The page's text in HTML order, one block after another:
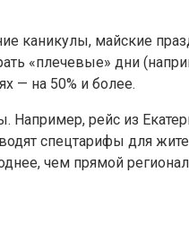
каникулы, майские
«плечевые» дни
— на 50% и более.
Например, рейс из
спецтарифы для
чем прямой